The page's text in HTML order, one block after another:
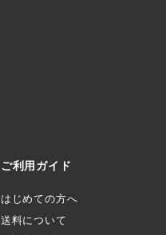
ご利用ガイド
はじめての方へ
送料について